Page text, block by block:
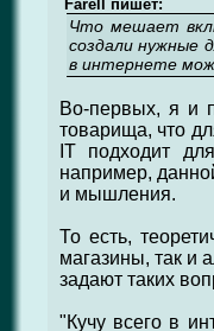
Farell пишет:
Что мешает
создали нужные
в интернете
Во-первых, я и
товарища, что
IT подходит
например,
и мышления.
То есть,
магазины, так и
задают таких
"Кучу всего в